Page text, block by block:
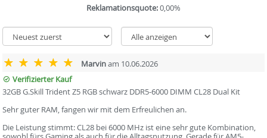
Reklamationsquote:0,00%
Marvinam 10.06.2026
Verifizierter Kauf
32GB G.Skill Trident Z5 RGB schwarz DDR5-6000 DIMM CL28 Dual Kit
Sehr guter RAM, fangen wir mit dem Erfreulichen an.
Die Leistung stimmt: CL28 bei 6000 MHz ist eine sehr gute Kombination,